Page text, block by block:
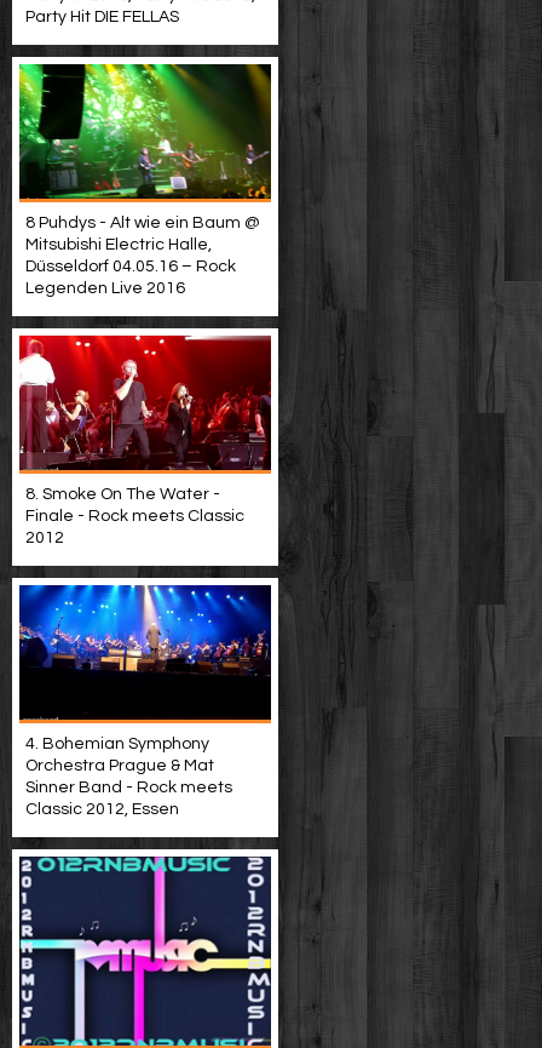
Party Hit DIE FELLAS
8 Puhdys - Alt wie ein Baum @
Mitsubishi Electric Halle,
Düsseldorf 04.05.16 – Rock
Legenden Live 2016
8. Smoke On The Water -
Finale - Rock meets Classic
2012
4. Bohemian Symphony
Orchestra Prague & Mat
Sinner Band - Rock meets
Classic 2012, Essen